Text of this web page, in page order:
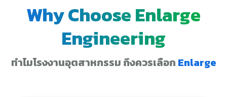
Why Choose Enlarge
Engineering
ทำไมโรงงานอุตสาหกรรม ถึงควรเลือก Enlarge